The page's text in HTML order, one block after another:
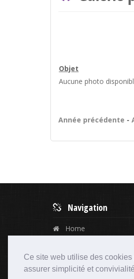
Ce site web utilise des cookies
assurer simplicité et
Objet
Aucune photo
Année précédente -
Navigation
Home
Calendrier